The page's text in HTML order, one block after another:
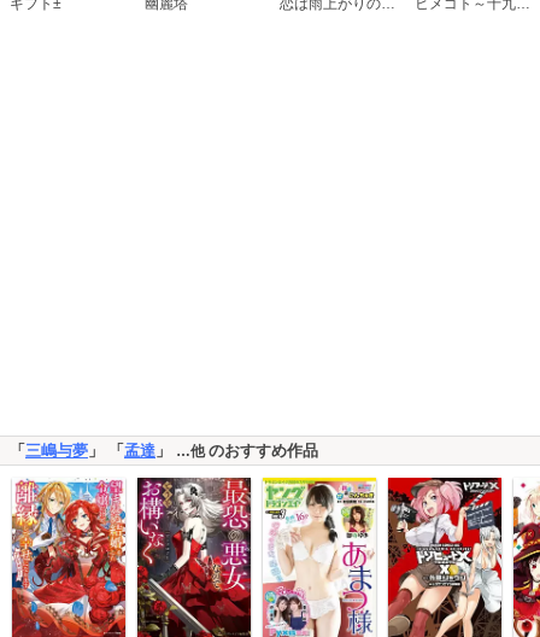
ギフト± 幽麗塔 ヒメゴト～十九歳の制服～
「三嶋与夢 」 「孟達 」 …他のおすすめ作品